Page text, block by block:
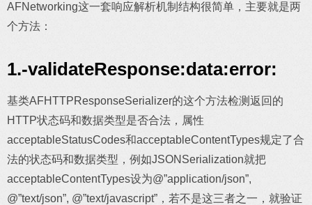
AFNetworking这一套响应解析机制结构很简单，主要就是两
个方法：
1.-validateResponse:data:error:
基类AFHTTPResponseSerializer的这个方法检测返回的
HTTP状态码和数据类型是否合法，属性
acceptableStatusCodes和acceptableContentTypes规定了合
法的状态码和数据类型，例如JSONSerialization就把
acceptableContentTypes设为@”application/json”,
@”text/json”, @”text/javascript”，若不是这三者之一，就验证